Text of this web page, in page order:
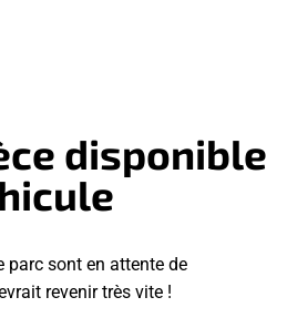
disponible
parc sont en attente de
revenir très vite !